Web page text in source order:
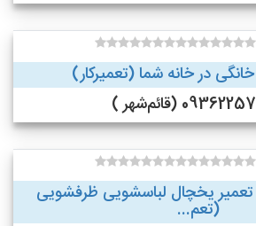
در خانه شما (تعمیرکار)
(قائم‌شهر )
تعمیر یخچال لباسشویی ظرفشویی
(تعم...